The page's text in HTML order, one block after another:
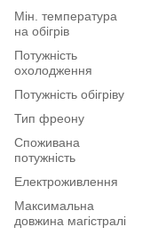
Мін. температура
на обігрів
Потужність
охолодження
Потужність обігріву
Тип фреону
Споживана
потужність
Електроживлення
Максимальна
довжина магістралі